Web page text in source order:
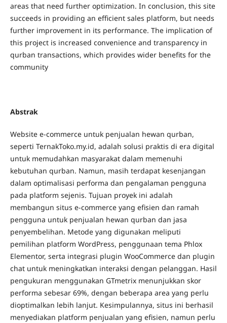
areas that need further optimization. In conclusion, this site
succeeds in providing an efficient sales platform, but needs
further improvement in its performance. The implication of
this project is increased convenience and transparency in
qurban transactions, which provides wider benefits for the
community
Abstrak
Website e-commerce untuk penjualan hewan qurban,
seperti TernakToko.my.id, adalah solusi praktis di era digital
untuk memudahkan masyarakat dalam memenuhi
kebutuhan qurban. Namun, masih terdapat kesenjangan
dalam optimalisasi performa dan pengalaman pengguna
pada platform sejenis. Tujuan proyek ini adalah
membangun situs e-commerce yang efisien dan ramah
pengguna untuk penjualan hewan qurban dan jasa
penyembelihan. Metode yang digunakan meliputi
pemilihan platform WordPress, penggunaan tema Phlox
Elementor, serta integrasi plugin WooCommerce dan plugin
chat untuk meningkatkan interaksi dengan pelanggan. Hasil
pengukuran menggunakan GTmetrix menunjukkan skor
performa sebesar 69%, dengan beberapa area yang perlu
dioptimalkan lebih lanjut. Kesimpulannya, situs ini berhasil
menyediakan platform penjualan yang efisien, namun perlu